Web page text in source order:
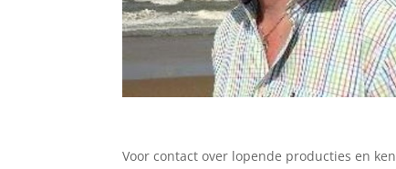
Voor contact over lopende producties en